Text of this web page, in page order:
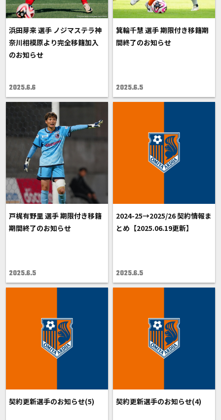
浜田芽来 選手 ノジマステラ神
奈川相模原より完全移籍加入
のお知らせ
2025.6.6
箕輪千慧 選手 期限付き移籍期
間終了のお知らせ
2025.6.5
戸梶有野里 選手 期限付き移籍
期間終了のお知らせ
2025.6.5
2024-25→2025/26 契約情報ま
とめ【2025.06.19更新】
2025.6.5
契約更新選手のお知らせ(5) 契約更新選手のお知らせ(4)